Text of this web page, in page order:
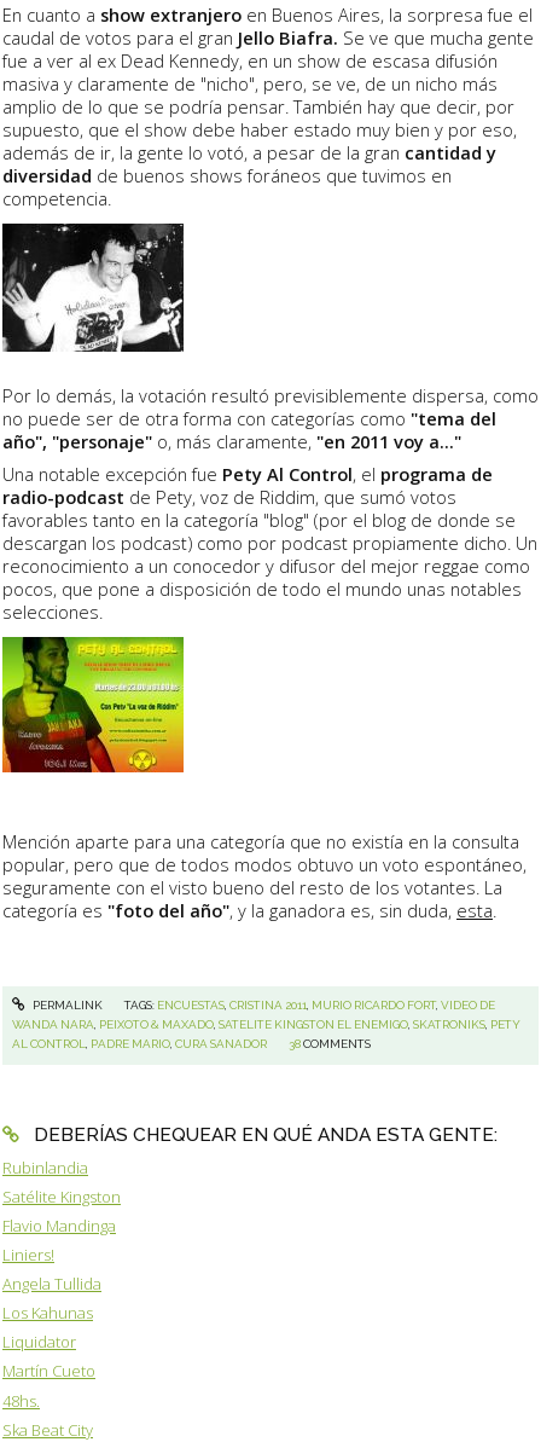
En cuanto a show extranjero en Buenos Aires, la sorpresa fue el
caudal de votos para el gran Jello Biafra. Se ve que mucha gente
fue a ver al ex Dead Kennedy, en un show de escasa difusión
masiva y claramente de "nicho", pero, se ve, de un nicho más
amplio de lo que se podría pensar. También hay que decir, por
supuesto, que el show debe haber estado muy bien y por eso,
además de ir, la gente lo votó, a pesar de la gran cantidad y
diversidad de buenos shows foráneos que tuvimos en
competencia.
Por lo demás, la votación resultó previsiblemente dispersa, como
no puede ser de otra forma con categorías como "tema del
año", "personaje" o, más claramente, "en 2011 voy a..."
Una notable excepción fue Pety Al Control, el programa de
radio-podcast de Pety, voz de Riddim, que sumó votos
favorables tanto en la categoría "blog" (por el blog de donde se
descargan los podcast) como por podcast propiamente dicho. Un
reconocimiento a un conocedor y difusor del mejor reggae como
pocos, que pone a disposición de todo el mundo unas notables
selecciones.
Mención aparte para una categoría que no existía en la consulta
popular, pero que de todos modos obtuvo un voto espontáneo,
seguramente con el visto bueno del resto de los votantes. La
categoría es "foto del año", y la ganadora es, sin duda, esta
PERMALINK TAGS: ENCUESTAS, CRISTINA 2011, MURIO RICARDO FORT, VIDEO DE
WANDA NARA, PEIXOTO & MAXADO,SATELITE KINGSTON EL ENEMIGO,SKATRONIKS, PETY
AL CONTROL, PADRE MARIO,CURA SANADOR 38 COMMENTS
DEBERÍAS CHEQUEAR EN QUÉ ANDA ESTA GENTE:
Rubinlandia
Satélite Kingston
Flavio Mandinga
Liniers!
Angela Tullida
Los Kahunas
Liquidator
Martín Cueto
48hs.
Ska Beat City